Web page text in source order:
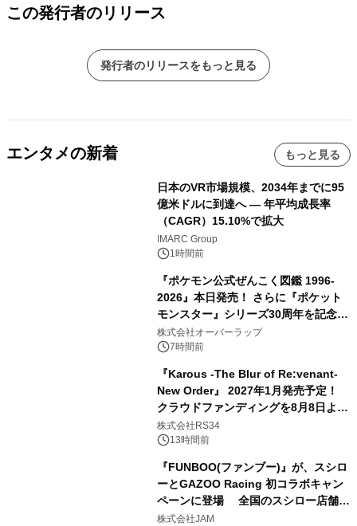
この発行者のリリース
発行者のリリースをもっと見る
エンタメの新着 もっと見る
日本のVR市場規模、2034年までに95
億米ドルに到達へ ― 年平均成長率
（CAGR）15.10%で拡大
IMARC Group
1時間前
『ポケモン公式ぜんこく図鑑 1996-
2026』本日発売！ さらに『ポケット
モンスター』シリーズ30周年を記念し
た画集『ポケットモンスター ビジュア
ルアートブック』の発売決定！ 2026
株式会社オーバーラップ
7時間前
『Karous -The Blur of Re:venant-
New Order』 2027年1月発売予定！
クラウドファンディングを8月8日より
開始
株式会社RS34
13時間前
『FUNBOO(ファンブー)』が、スシロ
ーとGAZOO Racing 初コラボキャン
ペーンに登場 全国のスシロー店舗で
GR 4車種の FUNBOO(ミニカー)付き
株式会社JAM